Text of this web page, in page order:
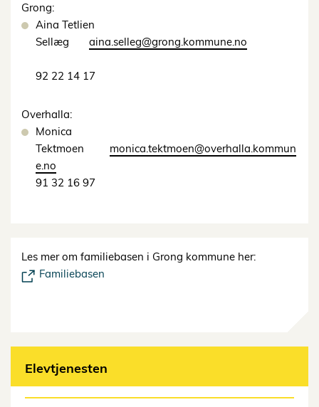
Grong:
Aina Tetlien
Sellæg aina.selleg@grong.kommune.no
92 22 14 17
Overhalla:
Monica
Tektmoen monica.tektmoen@overhalla.kommun
e.no
91 32 16 97
Les mer om familiebasen i Grong kommune her:
Familiebasen
Elevtjenesten